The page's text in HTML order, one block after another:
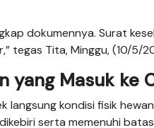
dokumennya. Surat
tegas Tita, Minggu, (10/5/
yang Masuk ke
langsung kondisi fisik
serta memenuhi batas